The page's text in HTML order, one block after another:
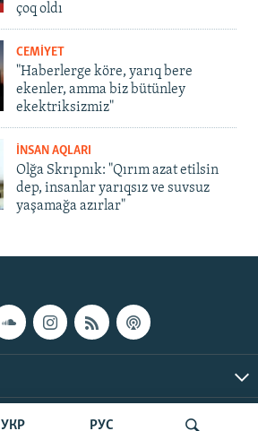
УКР РУС
çoq oldı
CEMİYET
"Haberlerge köre, yarıq bere
ekenler, amma biz bütünley
ekektriksizmiz"
İNSAN AQLARI
Olğa Skrıpnık: "Qırım azat etilsin
dep, insanlar yarıqsız ve suvsuz
yaşamağa azırlar"
© Qırım.Aqiqat, 2026 | All Rights Reserved.